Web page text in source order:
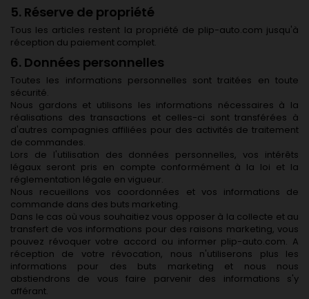
5. Réserve de propriété
Tous les articles restent la propriété de plip-auto.com jusqu'à
réception du paiement complet.
6. Données personnelles
Toutes les informations personnelles sont traitées en toute
sécurité.
Nous gardons et utilisons les informations nécessaires à la
réalisations des transactions et celles-ci sont transférées à
d'autres compagnies affiliées pour des activités de traitement
de commandes.
Lors de l'utilisation des données personnelles, vos intérêts
légaux seront pris en compte conformément à la loi et la
réglementation légale en vigueur.
Nous recueillons vos coordonnées et vos informations de
commande dans des buts marketing.
Dans le cas où vous souhaitiez vous opposer à la collecte et au
transfert de vos informations pour des raisons marketing, vous
pouvez révoquer votre accord ou informer plip-auto.com. A
réception de votre révocation, nous n'utiliserons plus les
informations pour des buts marketing et nous nous
abstiendrons de vous faire parvenir des informations s'y
afférant.